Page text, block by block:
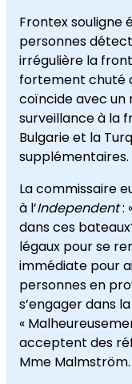
Frontexsouligne
personnes
irrégulière la
fortement chuté
coïncide avec un
surveillanceà la
Bulgarieet la
supplémentaires.
La commissaire
à l’Independent:
dansces bateaux
légaux pour se
immédiate pour
personnesen
s’engager dans
«
acceptent des
Mme Malmström.